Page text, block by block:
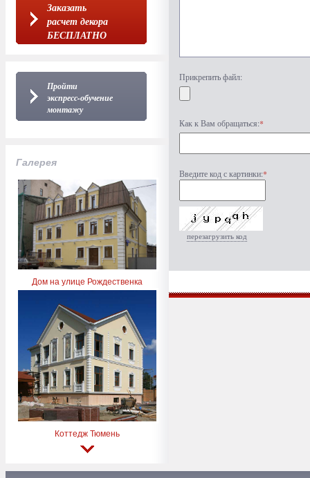
Заказать
расчет декора
БЕСПЛАТНО
Пройти
экспресс-обучение
монтажу
Галерея
Дом на улице Рождественка
Коттедж Тюмень
Прикрепить файл:
Как к Вам обращаться:*
Введите код с картинки:*
перезагрузить код